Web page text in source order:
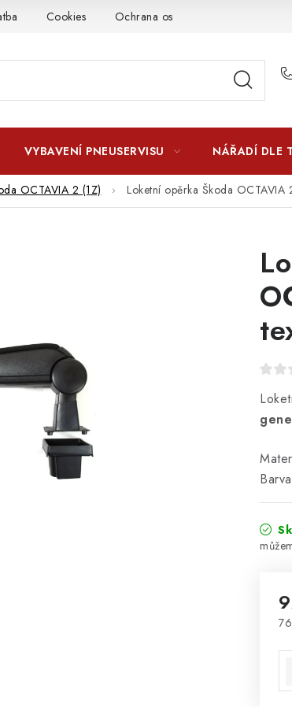
Cookies Ochrana osobních údajú
VYBAVENÍ PNEUSERVISU NÁŘADÍ DLE
OCTAVIA 2 (1Z) Loketní opěrka Škoda OCTAVIA